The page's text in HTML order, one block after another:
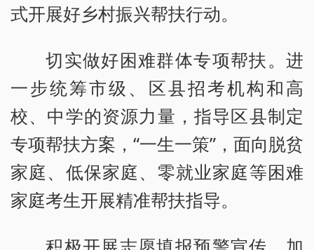
式开展好乡村振兴帮扶行动。
切实做好困难群体专项帮扶。进
一步统筹市级、区县招考机构和高
校、中学的资源力量，指导区县制定
专项帮扶方案，“一生一策”，面向脱贫
家庭、低保家庭、零就业家庭等困难
家庭考生开展精准帮扶指导。